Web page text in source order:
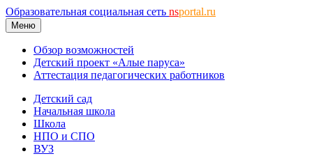
Образовательная социальная сеть nsportal.ru
Меню
Обзор возможностей
Детский проект «Алые паруса»
Аттестация педагогических работников
Детский сад
Начальная школа
Школа
НПО и СПО
ВУЗ